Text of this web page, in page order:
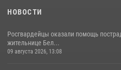
НОВОСТИ
Росгвардейцы оказали помощь
жительнице Бел...
09 августа 2026, 13:08